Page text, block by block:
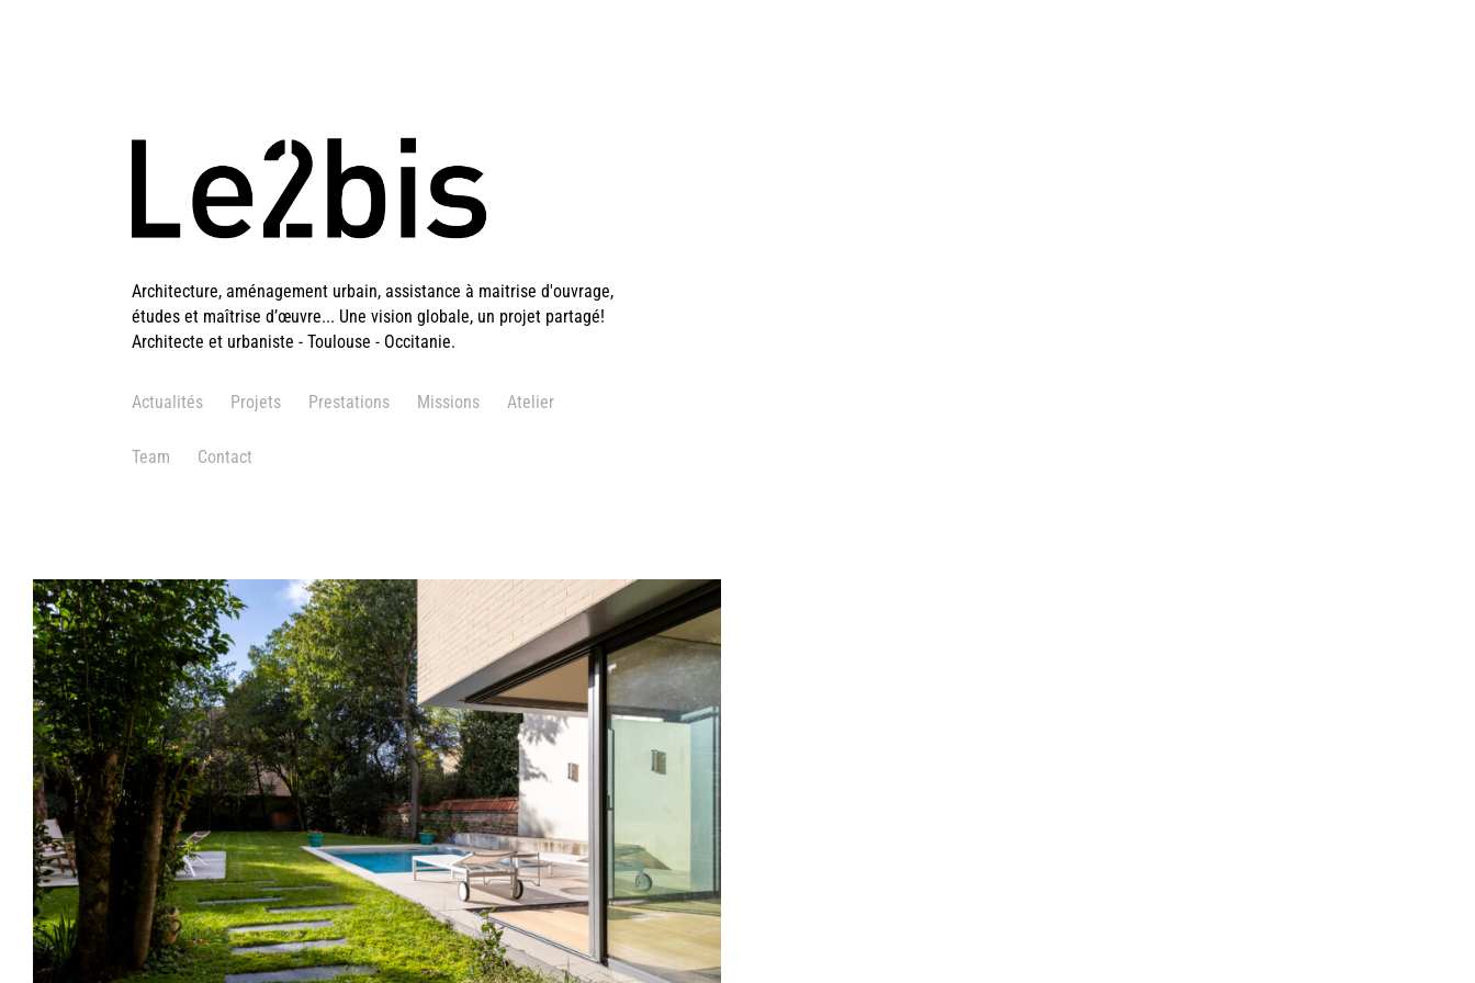
Architecture, aménagement urbain, assistance à maitrise d'ouvrage,
études et maîtrise d’œuvre... Une vision globale, un projet partagé!
Architecte et urbaniste - Toulouse - Occitanie.
Actualités Projets Prestations Missions Atelier
Team Contact
Toulouse (31) – Extension Villa – Avenue Victor Segoffin
Architecture contemporaine, construction d’une extension et rénovation d’une
villa dans le quartier du busca à Toulouse
Architecture,Extensions